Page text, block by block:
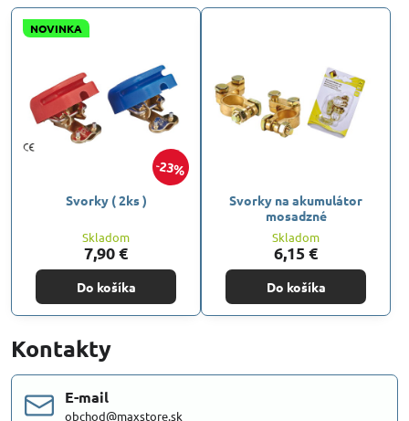
23%
NOVINKA
Svorky ( 2ks )
Skladom
7,90 €
Do košíka
Svorky na akumulátor
mosadzné
Skladom
6,15 €
Do košíka
Kontakty
E-mail
obchod@maxstore.sk